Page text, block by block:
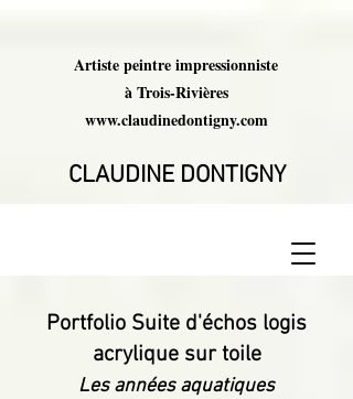
Artiste peintre impressionniste
à Trois-Rivières
www.claudinedontigny.com
CLAUDINE DONTIGNY
Portfolio Suite d'échos logis
acrylique sur toile
Les années aquatiques